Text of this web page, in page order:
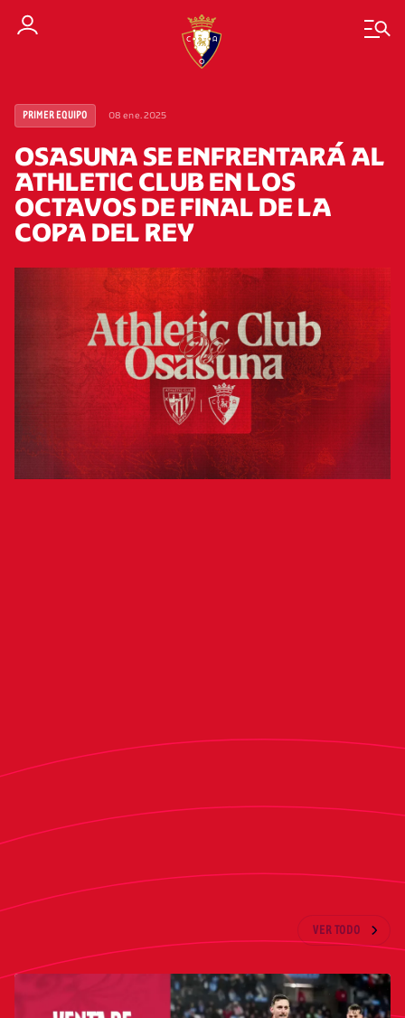
PRIMER EQUIPO 08 ene. 2025
OSASUNA SE ENFRENTARÁ AL
ATHLETIC CLUB EN LOS
OCTAVOS DE FINAL DE LA
COPA DEL REY
La eliminatoria, que es a partido único, se
disputará el 14, 15 o 16 de enero en San Mamés.
VER TODO